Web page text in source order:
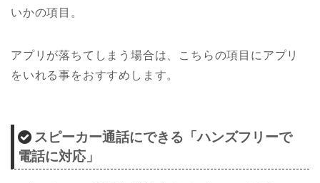
いかの項目。
アプリが落ちてしまう場合は、こちらの項目にアプリ
をいれる事をおすすめします。
スピーカー通話にできる「ハンズフリーで
電話に対応」